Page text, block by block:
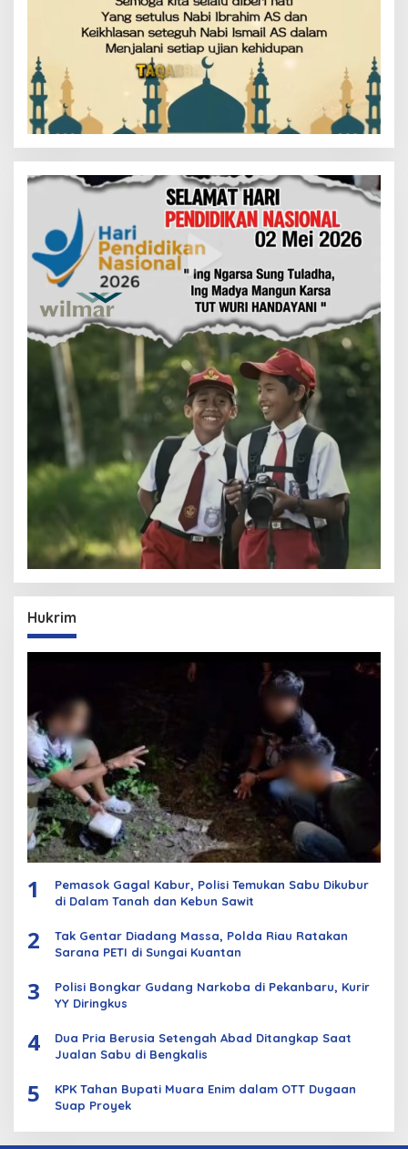
Hukrim
1
Pemasok Gagal Kabur, Polisi Temukan Sabu Dikubur
di Dalam Tanah dan Kebun Sawit
2
Tak Gentar Diadang Massa, Polda Riau Ratakan
Sarana PETI di Sungai Kuantan
3
Polisi Bongkar Gudang Narkoba di Pekanbaru, Kurir
YY Diringkus
4
Dua Pria Berusia Setengah Abad Ditangkap Saat
Jualan Sabu di Bengkalis
5
KPK Tahan Bupati Muara Enim dalam OTT Dugaan
Suap Proyek